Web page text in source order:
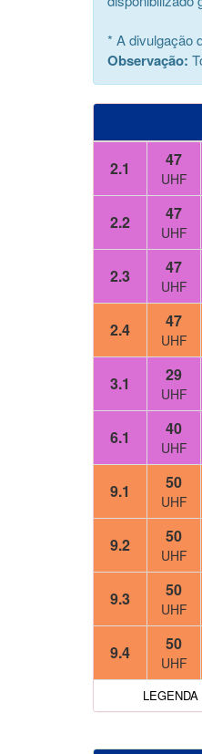
* A divulgação
Observação:
2.1 47
UHF
2.2 47
UHF
2.3 47
UHF
2.4 47
UHF
3.1 29
UHF
6.1 40
UHF
9.1 50
UHF
9.2 50
UHF
9.3 50
UHF
9.4 50
UHF
LEGENDA